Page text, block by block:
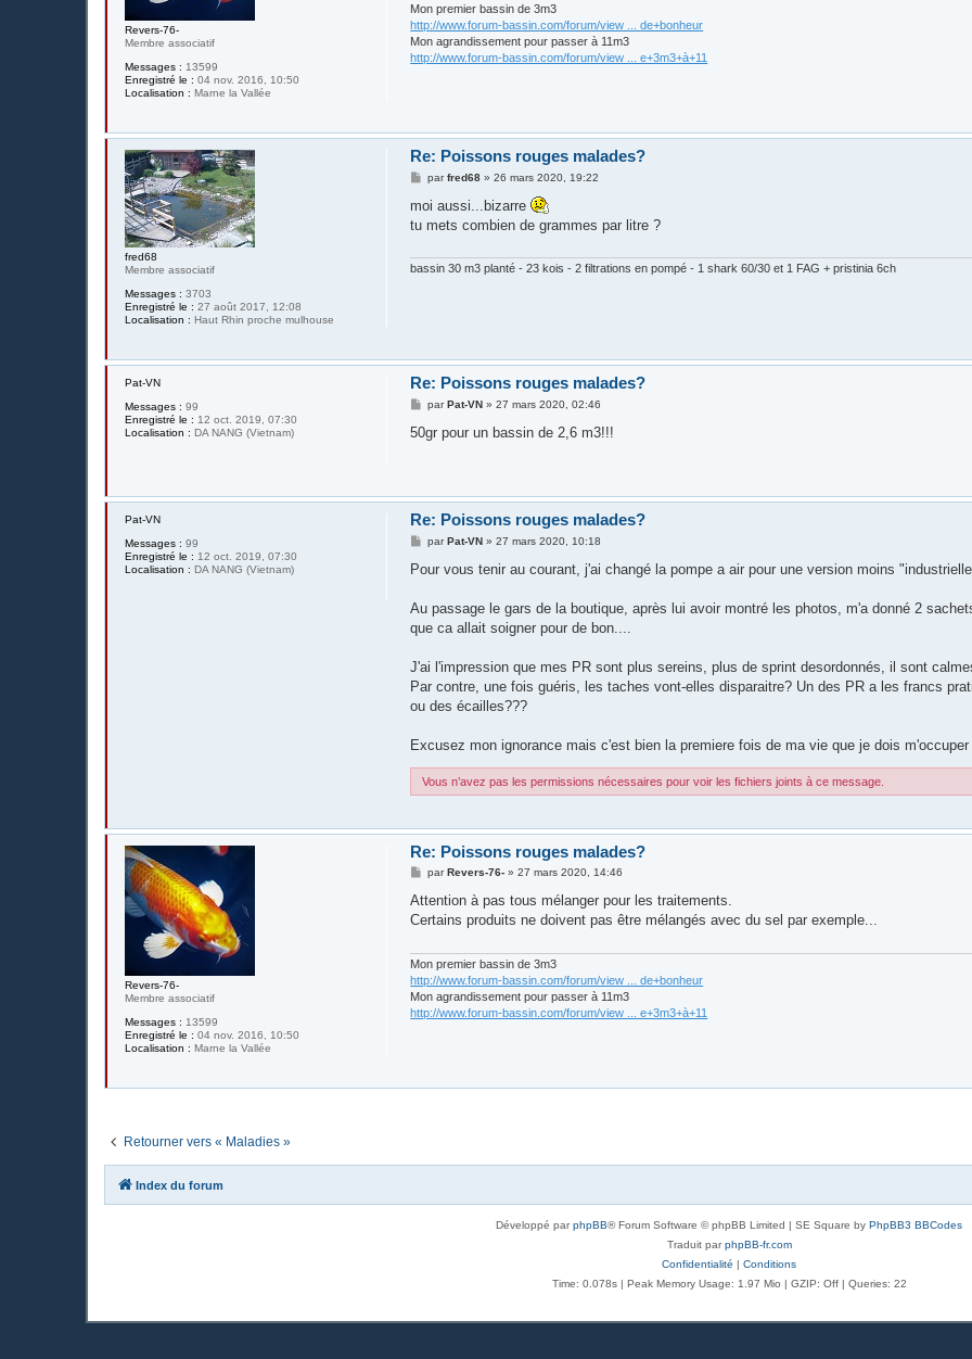
Revers-76-
Membre associatif
Messages : 13599
Enregistré le : 04 nov. 2016, 10:50
Localisation : Marne la Vallée
Mon premier bassin de 3m3
http://www.forum-bassin.com/forum/view ... de+bonheur
Mon agrandissement pour passer à 11m3
http://www.forum-bassin.com/forum/view ... e+3m3+à+11
fred68
Membre associatif
Messages : 3703
Enregistré le : 27 août 2017, 12:08
Localisation : Haut Rhin proche mulhouse
Re: Poissons rouges malades?
M
s
a
parfred68 »26 mars 2020, 19:22
moi aussi...bizarre
tu mets combien de grammes par litre ?
bassin 30 m3 planté - 23 kois - 2 filtrations en pompé - 1 shark 60/30 et 1 FAG + pristinia 6ch
Pat-VN
Messages : 99
Enregistré le : 12 oct. 2019, 07:30
Localisation : DA NANG (Vietnam)
Re: Poissons rouges malades?
M
s
s
parPat-VN »27 mars 2020, 02:46
50gr pour un bassin de 2,6 m3!!!
Pat-VN
Messages : 99
Enregistré le : 12 oct. 2019, 07:30
Localisation : DA NANG (Vietnam)
Re: Poissons rouges malades?
M
s
g
parPat-VN »27 mars 2020, 10:18
Pour vous tenir au courant, j'ai changé la pompe a air pour une version moins
Au passage le gars de la boutique, après lui avoir montré les photos, m'a donné 2
que ca allait soigner pour de bon....
J'ai l'impression que mes PR sont plus sereins, plus de sprint desordonnés, il sont
Par contre, une fois guéris, les taches vont-elles disparaitre? Un des PR a les francs
ou des écailles???
Excusez mon ignorance mais c'est bien la premiere fois de ma vie que je dois
Vous n’avez pas les permissions nécessaires pour voir les fichiers joints à ce message.
Revers-76-
Membre associatif
Messages : 13599
Enregistré le : 04 nov. 2016, 10:50
Localisation : Marne la Vallée
Re: Poissons rouges malades?
M
s
a
parRevers-76- »27 mars 2020, 14:46
Attention à pas tous mélanger pour les traitements.
Certains produits ne doivent pas être mélangés avec du sel par exemple...
Mon premier bassin de 3m3
http://www.forum-bassin.com/forum/view ... de+bonheur
Mon agrandissement pour passer à 11m3
http://www.forum-bassin.com/forum/view ... e+3m3+à+11
Retourner vers « Maladies »
Index du forum
Développé parphpBB® Forum Software © phpBB Limited | SE Square by PhpBB3 BBCodes
Traduit parphpBB-fr.com
Confidentialité | Conditions
Time: 0.078s| Peak Memory Usage: 1.97 Mio | GZIP: Off | Queries: 22